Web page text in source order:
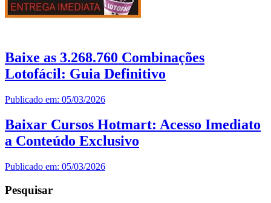
Baixe as 3.268.760 Combinações
Lotofácil: Guia Definitivo
Publicado em: 05/03/2026
Baixar Cursos Hotmart: Acesso Imediato
a Conteúdo Exclusivo
Publicado em: 05/03/2026
Pesquisar